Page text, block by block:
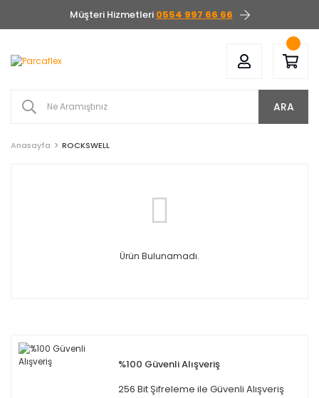
Müşteri Hizmetleri 0554 997 66 66
ARA
Anasayfa ROCKSWELL
Ürün Bulunamadı.
%100 Güvenli Alışveriş
256 Bit Şifreleme ile Güvenli Alışveriş